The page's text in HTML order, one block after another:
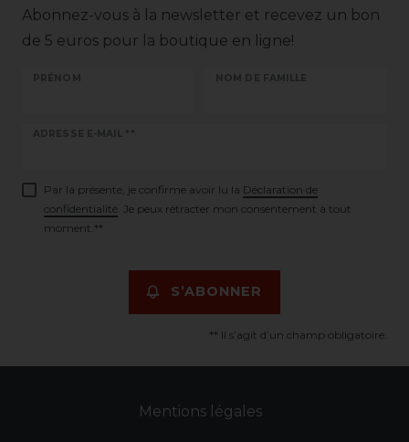
Abonnez-vous à la newsletter et recevez un bon
de 5 euros pour la boutique en ligne!
PRÉNOM NOM DE FAMILLE
ADRESSE E-MAIL **
Ceres::Template.newsletterHoneypotLabel
Par la présente, je confirme avoir lu la Déclaration de
confidentialité . Je peux rétracter mon consentement à tout
moment.**
S’ABONNER
** Il s’agit d’un champ obligatoire.
Mentions légales